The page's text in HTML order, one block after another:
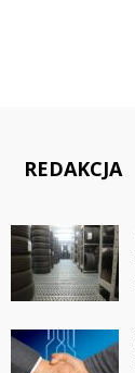
REDAKCJA